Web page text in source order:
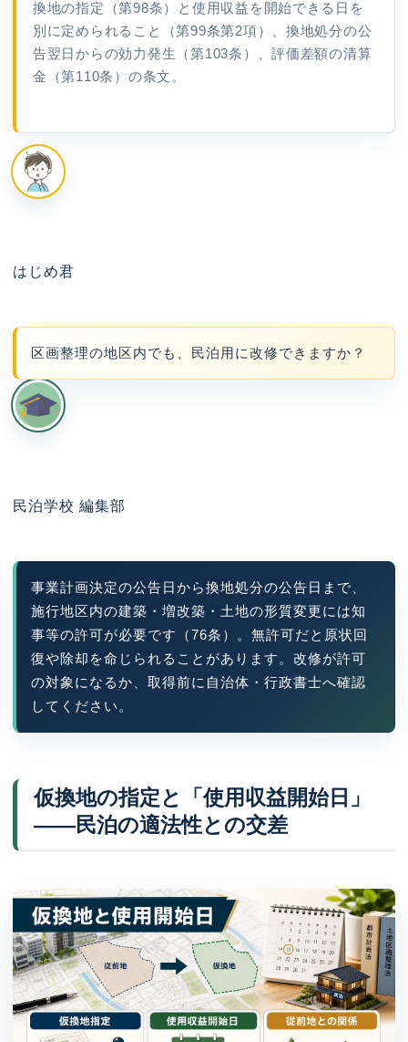
換地の指定（第98条）と使用収益を開始できる日を
別に定められること（第99条第2項）、換地処分の公
告翌日からの効力発生（第103条）、評価差額の清算
金（第110条）の条文。
はじめ君
区画整理の地区内でも、民泊用に改修できますか？
民泊学校 編集部
事業計画決定の公告日から換地処分の公告日まで、
施行地区内の建築・増改築・土地の形質変更には知
事等の許可が必要です（76条）。無許可だと原状回
復や除却を命じられることがあります。改修が許可
の対象になるか、取得前に自治体・行政書士へ確認
してください。
仮換地の指定と「使用収益開始日」
——民泊の適法性との交差